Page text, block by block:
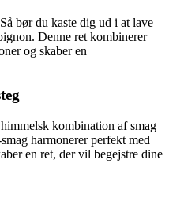
bør du kaste dig ud i at lave
Denne ret kombinerer
og skaber en
kombination af smag
harmonerer perfekt med
en ret, der vil begejstre dine